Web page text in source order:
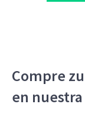
Compre
en